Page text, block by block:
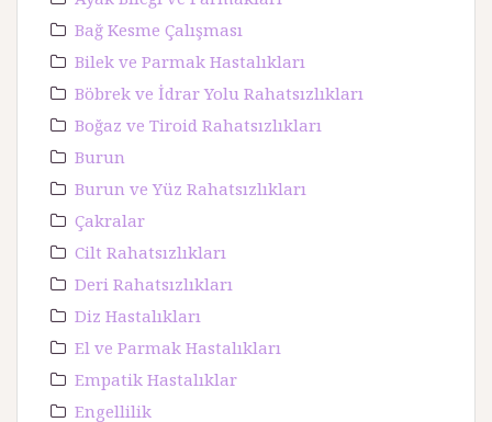
Bağ Kesme Çalışması
Bilek ve Parmak Hastalıkları
Böbrek ve İdrar Yolu Rahatsızlıkları
Boğaz ve Tiroid Rahatsızlıkları
Burun
Burun ve Yüz Rahatsızlıkları
Çakralar
Cilt Rahatsızlıkları
Deri Rahatsızlıkları
Diz Hastalıkları
El ve Parmak Hastalıkları
Empatik Hastalıklar
Engellilik